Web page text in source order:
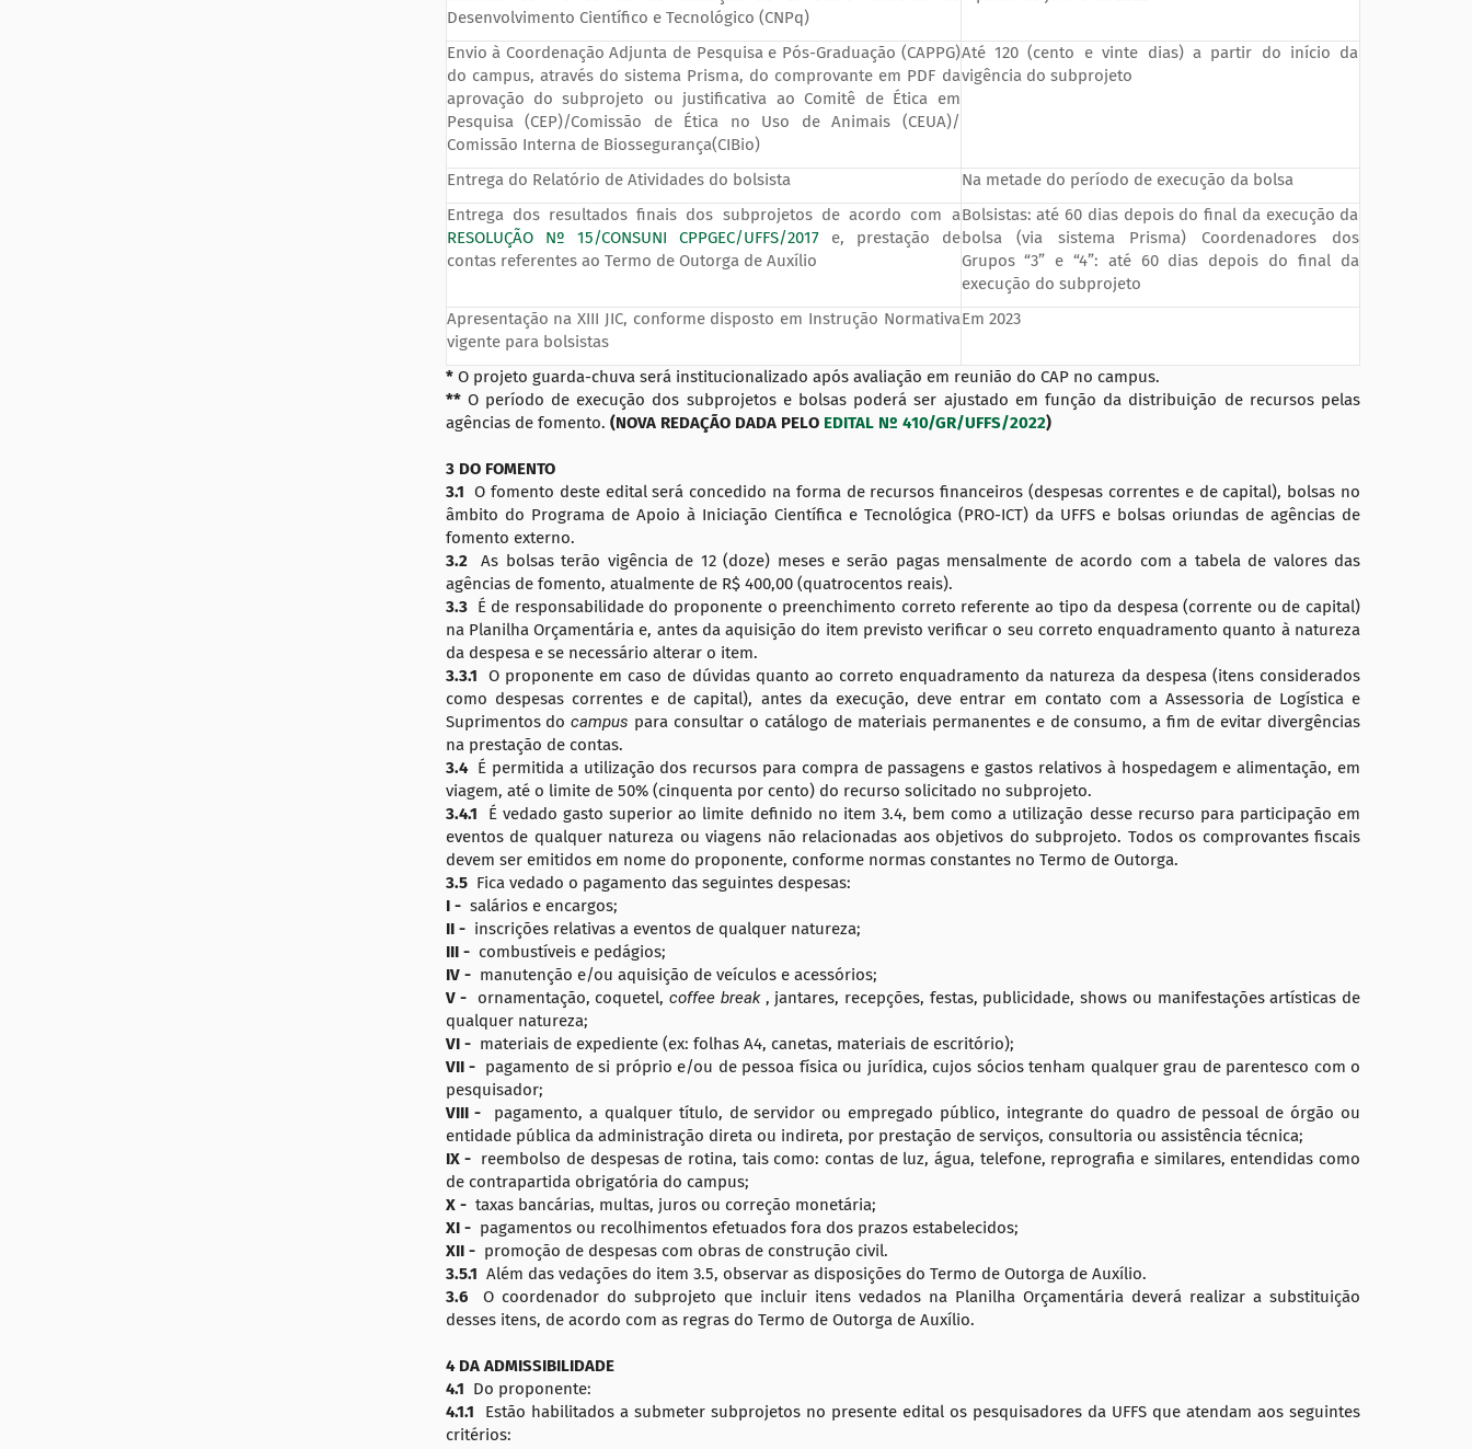
Desenvolvimento Científico e Tecnológico (CNPq)
Envio à Coordenação Adjunta de Pesquisa e Pós-Graduação (CAPPG)
do campus, através do sistema Prisma, do comprovante em PDF da
aprovação do subprojeto ou justificativa ao Comitê de Ética em
Pesquisa (CEP)/Comissão de Ética no Uso de Animais (CEUA)/
Comissão Interna de Biossegurança(CIBio)
Até 120 (cento e vinte dias) a partir do início da
vigência do subprojeto
Entrega do Relatório de Atividades do bolsista
Na metade do período de execução da bolsa
Entrega dos resultados finais dos subprojetos de acordo com a
RESOLUÇÃO Nº 15/CONSUNI CPPGEC/UFFS/2017e, prestação de
contas referentes ao Termo de Outorga de Auxílio
Bolsistas: até 60 dias depois do final da execução da
bolsa (via sistema Prisma) Coordenadores dos
Grupos “3” e “4”: até 60 dias depois do final da
execução do subprojeto
Apresentação na XIII JIC, conforme disposto em Instrução Normativa
vigente para bolsistas
Em 2023
* O projeto guarda-chuva será institucionalizado após avaliação em reunião do CAP no campus.
** O período de execução dos subprojetos e bolsas poderá ser ajustado em função da distribuição de recursos pelas
agências de fomento. (NOVA REDAÇÃO DADA PELO EDITAL Nº 410/GR/UFFS/2022)
3 DO FOMENTO
3.1 O fomento deste edital será concedido na forma de recursos financeiros (despesas correntes e de capital), bolsas no
âmbito do Programa de Apoio à Iniciação Científica e Tecnológica (PRO-ICT) da UFFS e bolsas oriundas de agências de
fomento externo.
3.2
As bolsas terão vigência de 12 (doze) meses e serão pagas mensalmente de acordo com a tabela de valores das
agências de fomento, atualmente de R$ 400,00 (quatrocentos reais).
3.3 É de responsabilidade do proponente o preenchimento correto referente ao tipo da despesa (corrente ou de capital)
na Planilha Orçamentária e, antes da aquisição do item previsto verificar o seu correto enquadramento quanto à natureza
da despesa e se necessário alterar o item.
3.3.1
O proponente em caso de dúvidas quanto ao correto enquadramento da natureza da despesa (itens considerados
como despesas correntes e de capital), antes da execução, deve entrar em contato com a Assessoria de Logística e
Suprimentos docampus para consultar o catálogo de materiais permanentes e de consumo, a fim de evitar divergências
na prestação de contas.
3.4 É permitida a utilização dos recursos para compra de passagens e gastos relativos à hospedagem e alimentação, em
viagem, até o limite de 50% (cinquenta por cento) do recurso solicitado no subprojeto.
3.4.1
É vedado gasto superior ao limite definido no item 3.4, bem como a utilização desse recurso para participação em
eventos de qualquer natureza ou viagens não relacionadas aos objetivos do subprojeto. Todos os comprovantes fiscais
devem ser emitidos em nome do proponente, conforme normas constantes no Termo de Outorga.
3.5 Fica vedado o pagamento das seguintes despesas:
I - salários e encargos;
II - inscrições relativas a eventos de qualquer natureza;
III - combustíveis e pedágios;
IV - manutenção e/ou aquisição de veículos e acessórios;
V -
ornamentação, coquetel,coffee break, jantares, recepções, festas, publicidade, shows ou manifestações artísticas de
qualquer natureza;
VI - materiais de expediente (ex: folhas A4, canetas, materiais de escritório);
VII - pagamento de si próprio e/ou de pessoa física ou jurídica, cujos sócios tenham qualquer grau de parentesco com o
pesquisador;
VIII -
pagamento, a qualquer título, de servidor ou empregado público, integrante do quadro de pessoal de órgão ou
entidade pública da administração direta ou indireta, por prestação de serviços, consultoria ou assistência técnica;
IX - reembolso de despesas de rotina, tais como: contas de luz, água, telefone, reprografia e similares, entendidas como
de contrapartida obrigatória do campus;
X - taxas bancárias, multas, juros ou correção monetária;
XI - pagamentos ou recolhimentos efetuados fora dos prazos estabelecidos;
XII - promoção de despesas com obras de construção civil.
3.5.1 Além das vedações do item 3.5, observar as disposições do Termo de Outorga de Auxílio.
3.6
O coordenador do subprojeto que incluir itens vedados na Planilha Orçamentária deverá realizar a substituição
desses itens, de acordo com as regras do Termo de Outorga de Auxílio.
4 DA ADMISSIBILIDADE
4.1 Do proponente:
4.1.1
Estão habilitados a submeter subprojetos no presente edital os pesquisadores da UFFS que atendam aos seguintes
critérios: